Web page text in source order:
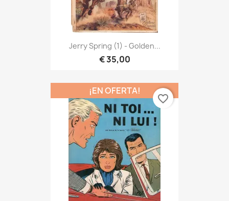
Jerry Spring (1) - Golden...
€ 35,00
¡EN OFERTA!
favorite_border